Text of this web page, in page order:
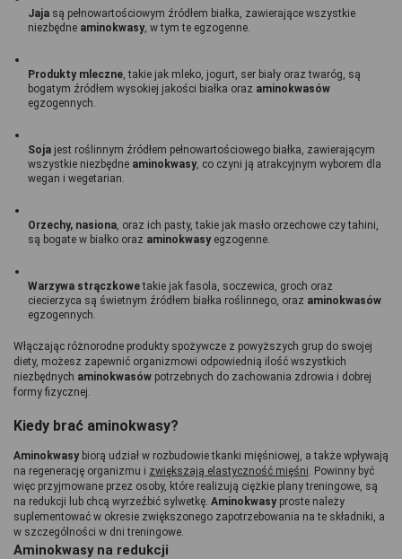
Jaja są pełnowartościowym źródłem białka, zawierające wszystkie
niezbędne aminokwasy, w tym te egzogenne.
Produkty mleczne, takie jak mleko, jogurt, ser biały oraz twaróg, są
bogatym źródłem wysokiej jakości białka oraz
egzogennych.
Soja jest roślinnym źródłem pełnowartościowego białka, zawierającym
wszystkie niezbędne aminokwasy, co czyni ją atrakcyjnym wyborem dla
wegan i wegetarian.
Orzechy, nasiona, oraz ich pasty, takie jak masło orzechowe czy tahini,
są bogate w białko oraz aminokwasy egzogenne.
Warzywa strączkowe takie jak fasola, soczewica, groch oraz
ciecierzyca są świetnym źródłem białka roślinnego, oraz
egzogennych.
Włączając różnorodne produkty spożywcze z powyższych grup do swojej
diety, możesz zapewnić organizmowi odpowiednią ilość wszystkich
niezbędnych aminokwasów potrzebnych do zachowania zdrowia i dobrej
formy fizycznej.
Kiedy brać aminokwasy?
Aminokwasy biorą udział w rozbudowie tkanki mięśniowej, a także wpływają
na regenerację organizmu i zwiększają elastyczność mięśni . Powinny być
więc przyjmowane przez osoby, które realizują ciężkie plany treningowe, są
na redukcji lub chcą wyrzeźbić sylwetkę. Aminokwasy proste należy
suplementować w okresie zwiększonego zapotrzebowania na te składniki, a
w szczególności w dni treningowe.
Aminokwasy na redukcji